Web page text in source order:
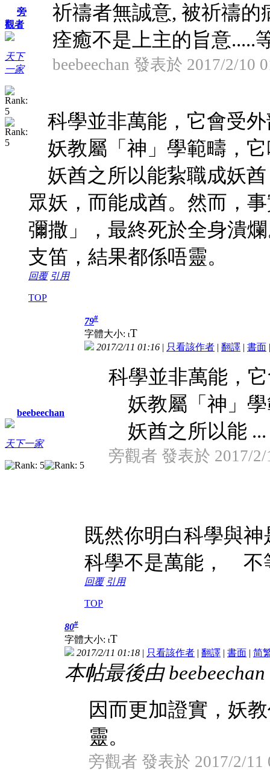
旁
觀者
天下
一家
祈禱者無誠意, 被祈禱的
痊癒不是上主的旨意.....
beebeechan 發表於 2017/2/10
科學並非萬能，它會受
妖教屬「神」學範疇，
妖酋之所以能紥職成妖
眾妖，而能成酋。然而，
彌撒」，最終死於全身潰
支笛，結果都係唔靈。
回覆 引用
TOP
beebeechan
天下一家
79#
字體大小: tT
2017/2/11 01:16 | 只看該作者 | 翻譯 | 書面
科學並非萬能，
妖教屬「神」學
妖酋之所以能 ...
旁觀者 發表於 2017/2/
既然你明白科學與
科學不是萬能， 不
回覆 引用
TOP
80#
字體大小: tT
2017/2/11 01:18 | 只看該作者 | 翻譯 | 書面 | 简
本帖最後由
因而更加證實，妖
靈。
旁觀者 發表於 2017/2/11